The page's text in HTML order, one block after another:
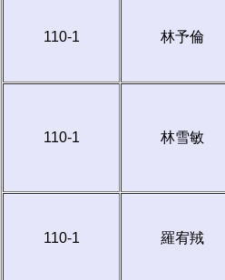
110-1 林予倫
110-1 林雪敏
110-1 羅宥羢